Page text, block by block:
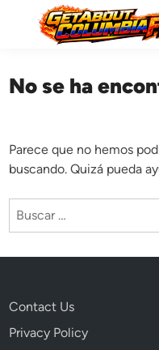
contenido
No se ha
Parece que no hemos
buscando. Quizá pueda
Buscar:
Contact Us
Privacy Policy